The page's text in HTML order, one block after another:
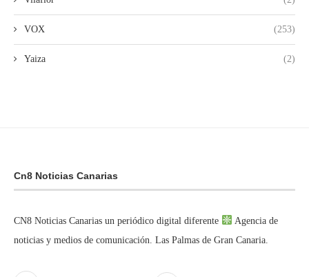
VOX (253)
Yaiza (2)
Cn8 Noticias Canarias
CN8 Noticias Canarias un periódico digital diferente
Agencia de
noticias y medios de comunicación. Las Palmas de Gran Canaria.